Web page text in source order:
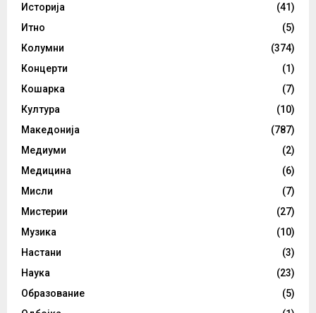
Историја
(41)
Итно
(5)
Колумни
(374)
Концерти
(1)
Кошарка
(7)
Култура
(10)
Македонија
(787)
Медиуми
(2)
Медицина
(6)
Мисли
(7)
Мистерии
(27)
Музика
(10)
Настани
(3)
Наука
(23)
Образование
(5)